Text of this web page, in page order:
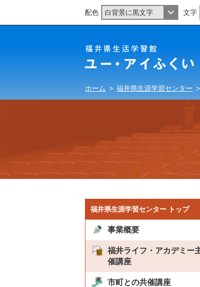
配色 文字
ホーム > 福井県生涯学習センター >
福井県生涯学習センター トップ
事業概要
福井ライフ・アカデミー
催講座
市町との共催講座